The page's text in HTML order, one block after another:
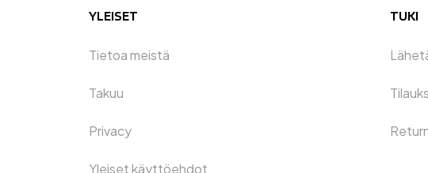
YLEISET
Tietoa meistä
Takuu
Privacy
Yleiset käyttöehdot
TUKI